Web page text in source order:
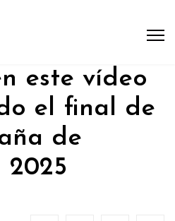
este vídeo
el final de
de
2025